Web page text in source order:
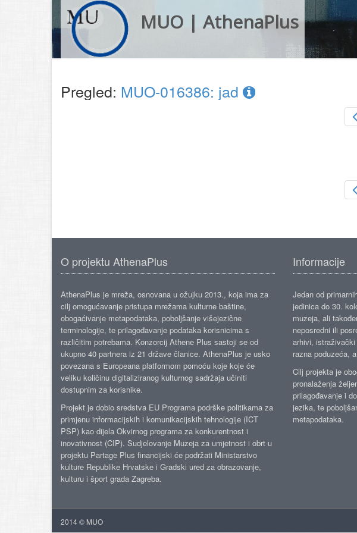
MUO | AthenaPlus
Pregled: MUO-016386: jad
O projektu AthenaPlus
AthenaPlus je mreža, osnovana u ožujku 2013., koja ima za
cilj omogućavanje pristupa mrežama kulturne baštine,
obogaćivanje metapodataka, poboljšanje višejezične
terminologije, te prilagođavanje podataka korisnicima s
različitim potrebama. Konzorcij Athene Plus sastoji se od
ukupno 40 partnera iz 21 države članice. AthenaPlus je usko
povezana s Europeana platformom pomoću koje koje će
veliku količinu digitaliziranog kulturnog sadržaja učiniti
dostupnim za korisnike.
Projekt je dobio sredstva EU Programa podrške politikama za
primjenu informacijskih i komunikacijskih tehnologije (ICT
PSP) kao dijela Okvirnog programa za konkurentnost i
inovativnost (CIP). Sudjelovanje Muzeja za umjetnost i obrt u
projektu Partage Plus financijski će podržati Ministarstvo
kulture Republike Hrvatske i Gradski ured za obrazovanje,
kulturu i šport grada Zagreba.
Informacije
Jedan od
jedinica do 30.
muzeja, ali
neposredni ili
arhivi,
razna poduzeća,
Cilj projekta je
pronalaženja
prilagođavanje i
jezika, te
metapodataka.
2014 © MUO